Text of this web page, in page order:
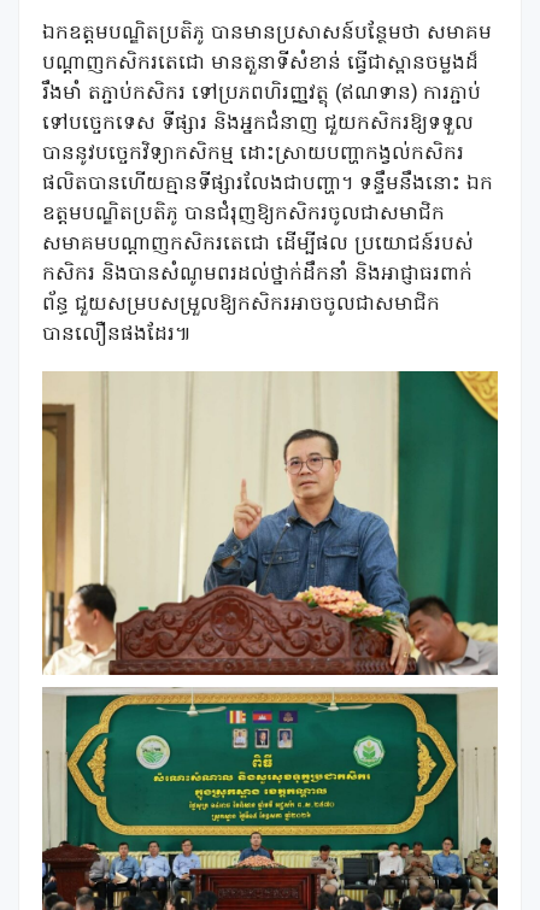
ឯកឧត្តមបណ្ឌិតប្រតិភូ បានមានប្រសាសន៍បន្ថែមថា សមាគម
បណ្តាញកសិករតេជោ មានតួនាទីសំខាន់ ធ្វើជាស្ពានចម្លងដ៏
រឹងមាំ តភ្ជាប់កសិករ ទៅប្រភពហិរញ្ញវត្ថុ (ឥណទាន) ការភ្ជាប់
ទៅបច្ចេកទេស ទីផ្សារ និងអ្នកជំនាញ ជួយកសិករឱ្យទទួល
បាននូវបច្ចេកវិទ្យាកសិកម្ម ដោះស្រាយបញ្ហាកង្វល់កសិករ
ផលិតបានហើយគ្មានទីផ្សារលែងជាបញ្ហា។ ទន្ទឹមនឹងនោះ ឯក
ឧត្តមបណ្ឌិតប្រតិភូ បានជំរុញឱ្យកសិករចូលជាសមាជិក
សមាគមបណ្តាញកសិករតេជោ ដើម្បីផល ប្រយោជន៍របស់
កសិករ និងបានសំណូមពរដល់ថ្នាក់ដឹកនាំ និងអាជ្ញាធរពាក់
ព័ន្ធ ជួយសម្របសម្រួលឱ្យកសិករអាចចូលជាសមាជិក
បានលឿនផងដែរ៕